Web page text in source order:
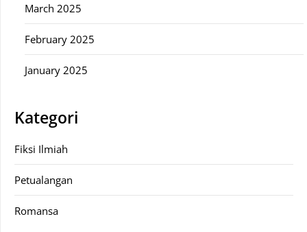
March 2025
February 2025
January 2025
Kategori
Fiksi Ilmiah
Petualangan
Romansa